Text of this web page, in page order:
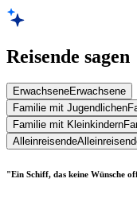
Reisende sagen
ErwachseneErwachsene
Familie mit Jugendlichen
Familie mit Kleinkindern
Alleinreisende
"Ein Schiff, das keine Wünsche